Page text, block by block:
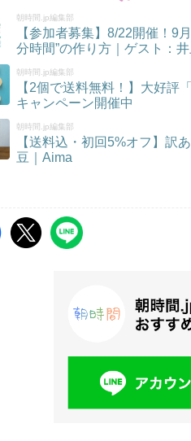
朝時間.jp編集部
【参加者募集】8/22開催！9
分時間”の作り方｜ゲスト：
朝時間.jp編集部
【2個で送料無料！】大好評
キャンペーン開催中
朝時間.jp編集部
【送料込・初回5%オフ】訳
豆｜Aima